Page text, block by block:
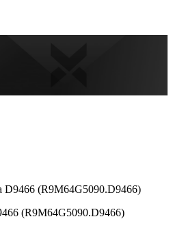
(R9M64G5090.D9466)